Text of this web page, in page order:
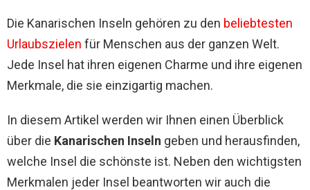
Die Kanarischen Inseln gehören zu den beliebtesten
Urlaubszielen für Menschen aus der ganzen Welt.
Jede Insel hat ihren eigenen Charme und ihre eigenen
Merkmale, die sie einzigartig machen.
In diesem Artikel werden wir Ihnen einen Überblick
über die Kanarischen Inseln geben und herausfinden,
welche Insel die schönste ist. Neben den wichtigsten
Merkmalen jeder Insel beantworten wir auch die